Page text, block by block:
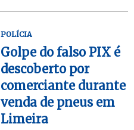
POLÍCIA
Golpe do falso PIX é
descoberto por
comerciante durante
venda de pneus em
Limeira